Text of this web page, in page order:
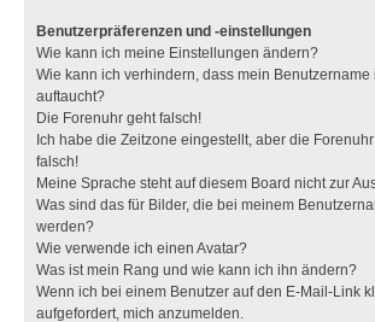
Benutzerpräferenzen und -einstellungen
Wie kann ich meine Einstellungen ändern?
Wie kann ich verhindern, dass mein Benutzername
auftaucht?
Die Forenuhr geht falsch!
Ich habe die Zeitzone eingestellt, aber die
falsch!
Meine Sprache steht auf diesem Board nicht zur
Was sind das für Bilder, die bei meinem
werden?
Wie verwende ich einen Avatar?
Was ist mein Rang und wie kann ich ihn ändern?
Wenn ich bei einem Benutzer auf den E-Mail-Link
aufgefordert, mich anzumelden.